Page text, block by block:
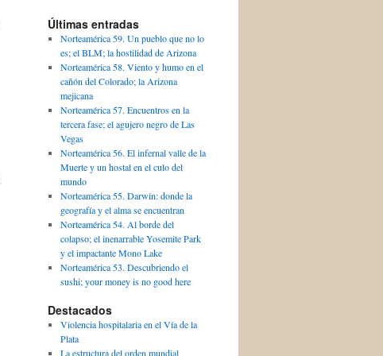
Últimas entradas
Norteamérica 59. Un pueblo que no lo
es; el BLM; la hostilidad de Arizona
Norteamérica 58. Viento y humo en el
cañón del Colorado; la Arizona
mejicana
Norteamérica 57. Encuentros en la
tercera fase; el agujero negro de Las
Vegas
Norteamérica 56. El infernal valle de la
Muerte y un hostal en el culo del
mundo
Norteamérica 55. Darwin: donde la
geografía y el alma se encuentran
Norteamérica 54. Al borde del
colapso; el inenarrable Yosemite Park
y el impactante Mono Lake
Norteamérica 53. Descubriendo el
sushi; your money is no good here
Destacados
Violencia hospitalaria en el Vía de la
Plata
La estructura del orden mundial